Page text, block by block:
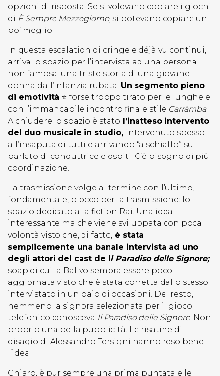
opzioni di risposta. Se si volevano copiare i giochi
di È Sempre Mezzogiorno, si potevano copiare un
po’ meglio.
In questa escalation di cringe e déjà vu continui,
arriva lo spazio per l’intervista ad una persona
non famosa: una triste storia di una giovane
donna dall’infanzia rubata. Un segmento pieno
di emotività ⭐ forse troppo tirato per le lunghe e
con l’immancabile incontro finale stile Carràmba.
A chiudere lo spazio è stato l’inatteso intervento
del duo musicale in studio, intervenuto spesso
all’insaputa di tutti e arrivando “a schiaffo” sul
parlato di conduttrice e ospiti. C’è bisogno di più
coordinazione.
La trasmissione volge al termine con l’ultimo,
fondamentale, blocco per la trasmissione: lo
spazio dedicato alla fiction Rai. Una idea
interessante ma che viene sviluppata con poca
volontà visto che, di fatto, è stata
semplicemente una banale intervista ad uno
degli attori del cast de Il Paradiso delle Signore;
soap di cui la Balivo sembra essere poco
aggiornata visto che è stata corretta dallo stesso
intervistato in un paio di occasioni. Del resto,
nemmeno la signora selezionata per il gioco
telefonico conosceva Il Paradiso delle Signore. Non
proprio una bella pubblicità. Le risatine di
disagio di Alessandro Tersigni hanno reso bene
l’idea.
Chiaro, è pur sempre una prima puntata e le